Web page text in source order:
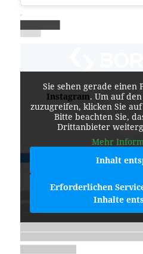
Sie sehen gerade einen
Instagram. Um auf
zuzugreifen, klicken Sie
Bitte beachten Sie,
Drittanbieter
Mehr
Inhalt
Erforderlichen
Inhalte